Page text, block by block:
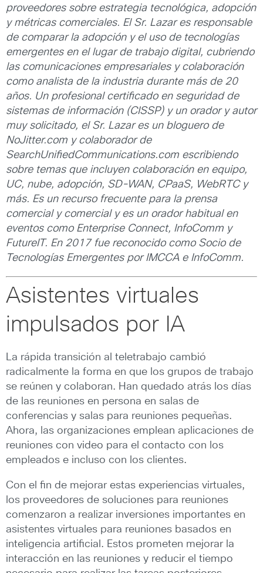
proveedores sobre estrategia tecnológica, adopción
y métricas comerciales. El Sr. Lazar es responsable
de comparar la adopción y el uso de tecnologías
emergentes en el lugar de trabajo digital, cubriendo
las comunicaciones empresariales y colaboración
como analista de la industria durante más de 20
años. Un profesional certificado en seguridad de
sistemas de información (CISSP) y un orador y autor
muy solicitado, el Sr. Lazar es un bloguero de
NoJitter.com y colaborador de
SearchUnifiedCommunications.com escribiendo
sobre temas que incluyen colaboración en equipo,
UC, nube, adopción, SD-WAN, CPaaS, WebRTC y
más. Es un recurso frecuente para la prensa
comercial y comercial y es un orador habitual en
eventos como Enterprise Connect, InfoComm y
FutureIT. En 2017 fue reconocido como Socio de
Tecnologías Emergentes por IMCCA e InfoComm.
Asistentes virtuales
impulsados ​​por IA
La rápida transición al teletrabajo cambió
radicalmente la forma en que los grupos de trabajo
se reúnen y colaboran. Han quedado atrás los días
de las reuniones en persona en salas de
conferencias y salas para reuniones pequeñas.
Ahora, las organizaciones emplean aplicaciones de
reuniones con video para el contacto con los
empleados e incluso con los clientes.
Con el fin de mejorar estas experiencias virtuales,
los proveedores de soluciones para reuniones
comenzaron a realizar inversiones importantes en
asistentes virtuales para reuniones basados en
inteligencia artificial. Estos prometen mejorar la
interacción en las reuniones y reducir el tiempo